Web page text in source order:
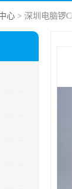
心 > 深圳电脑锣